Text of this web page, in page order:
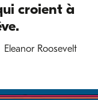
croient à
Eleanor Roosevelt